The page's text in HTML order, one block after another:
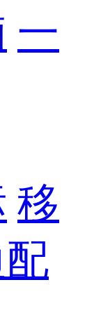
一
移